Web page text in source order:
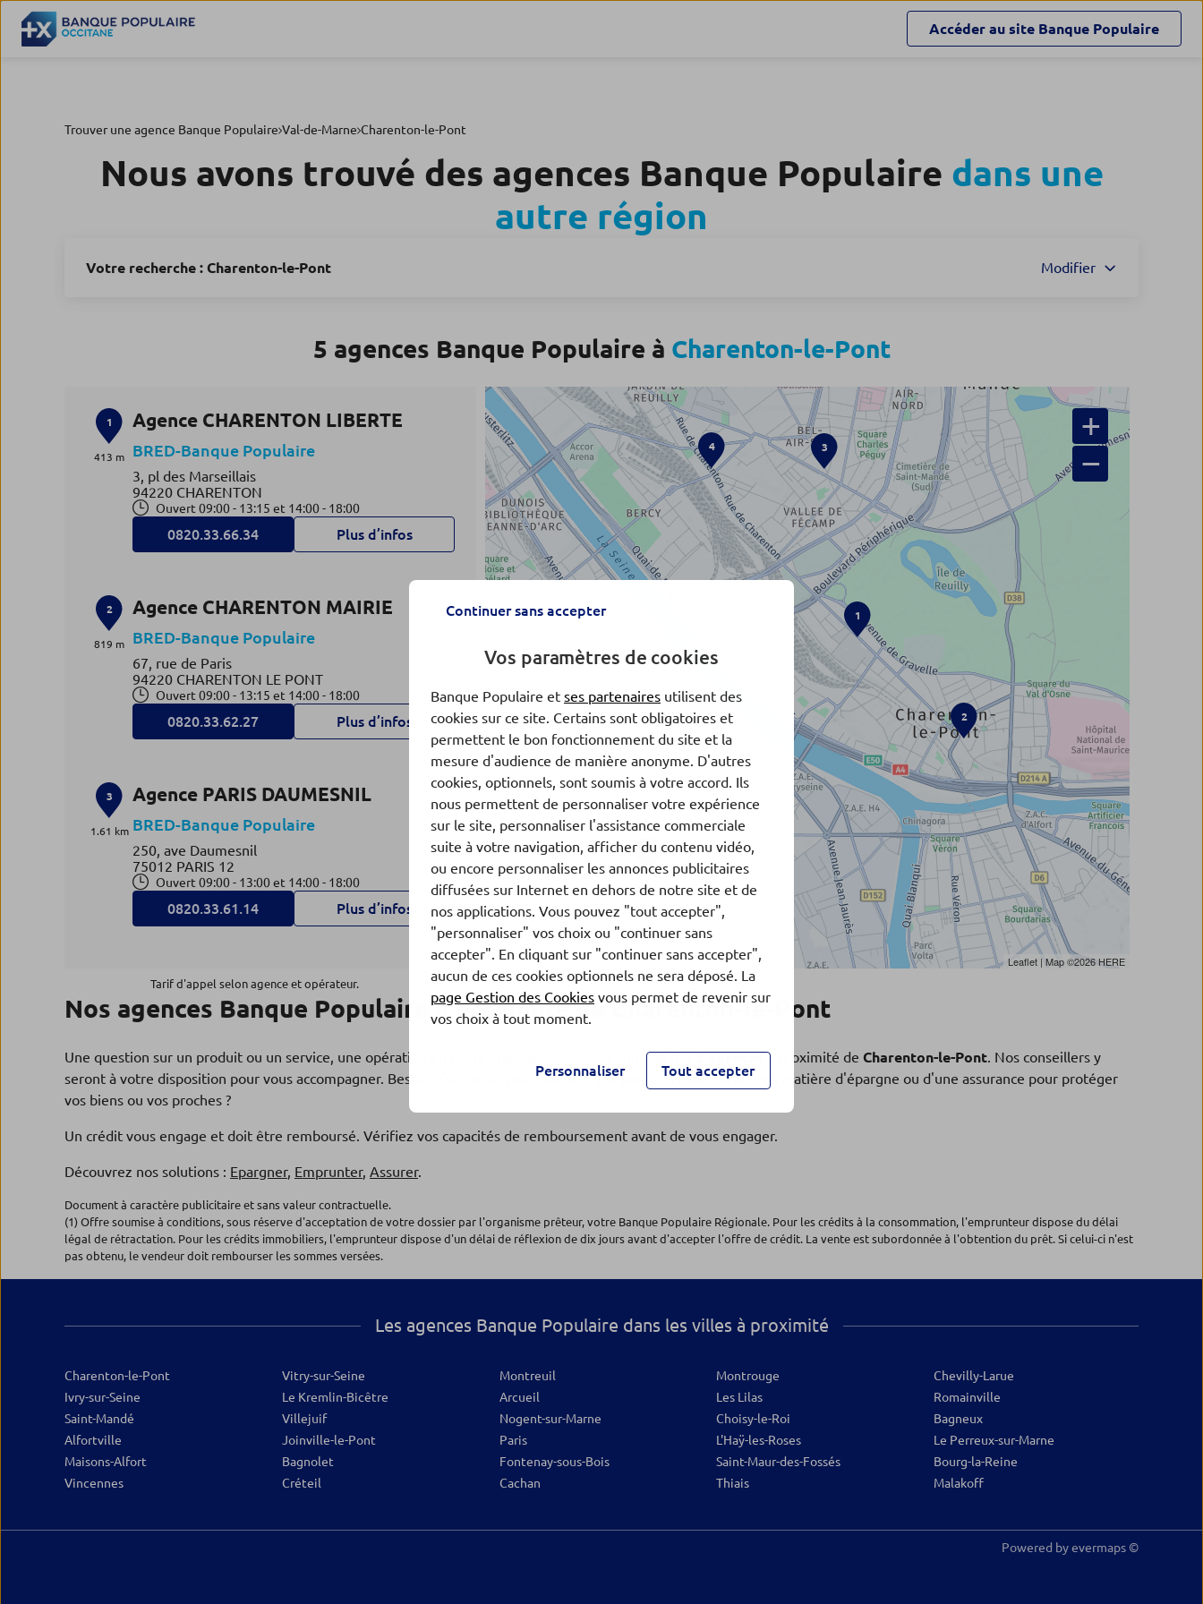
Accéder au site Banque Populaire
Trouver une agence Banque Populaire Val-de-Marne Charenton-le-Pont
Nous avons trouvé des agences Banque Populaire dans une
autre région
Votre recherche : Charenton-le-Pont Modifier
5 agences Banque Populaire à Charenton-le-Pont
1
413 m
Agence CHARENTON LIBERTE
BRED-Banque Populaire
3, pl des Marseillais
94220 CHARENTON
Ouvert 09:00 - 13:15 et 14:00 - 18:00
0820.33.66.34 Plus d’infos
2
819 m
Agence CHARENTON MAIRIE
BRED-Banque Populaire
67, rue de Paris
94220 CHARENTON LE PONT
Ouvert 09:00 - 13:15 et 14:00 - 18:00
0820.33.62.27 Plus d’infos
3
1.61 km
Agence PARIS DAUMESNIL
BRED-Banque Populaire
250, ave Daumesnil
75012 PARIS 12
Ouvert 09:00 - 13:00 et 14:00 - 18:00
0820.33.61.14 Plus d’infos
1.89 km
Agence PARIS CHARENTON
BRED-Banque Populaire
75012 PARIS 12
Ouvert 09:00 - 13:00 et 14:00 - 18:00
0820.33.61.28
5
1.92 km
Agence IVRY SUR SEINE
Banque Populaire Rives de Paris
97, ave Georges Gosnat
94200 IVRY SUR SEINE
Ouvert 09:30 - 13:00 et 14:00 - 17:30
01.71.33.87.54 Plus d’infos
5
2
1
4 3
+
−
Leaflet | Map ©2026HERE
Tarif d'appel selon agence et opérateur.
Nos agences Banque Populaire à proximité de Charenton-le-Pont
Une question sur un produit ou un service, une opération en cours ? Rendez-vous dans l'une de nos5 agencesà proximité de Charenton-le-Pont. Nos conseillers y
seront à votre disposition pour vous accompagner. Besoin d'un crédit pour financer vos projets(1), de conseils en matière d'épargne ou d'une assurance pour protéger
vos biens ou vos proches ?
Un crédit vous engage et doit être remboursé. Vérifiez vos capacités de remboursement avant de vous engager.
Découvrez nos solutions : Epargner, Emprunter, Assurer.
Document à caractère publicitaire et sans valeur contractuelle.
(1) Offre soumise à conditions, sous réserve d'acceptation de votre dossier par l'organisme prêteur, votre Banque Populaire Régionale. Pour les crédits à la consommation, l'emprunteur dispose du délai
légal de rétractation. Pour les crédits immobiliers, l'emprunteur dispose d'un délai de réflexion de dix jours avant d'accepter l'offre de crédit. La vente est subordonnée à l'obtention du prêt. Si celui-ci n'est
pas obtenu, le vendeur doit rembourser les sommes versées.
Les agences Banque Populaire dans les villes à proximité
Charenton-le-Pont
Ivry-sur-Seine
Saint-Mandé
Alfortville
Maisons-Alfort
Vincennes
Vitry-sur-Seine
Le Kremlin-Bicêtre
Villejuif
Joinville-le-Pont
Bagnolet
Créteil
Montreuil
Arcueil
Nogent-sur-Marne
Paris
Fontenay-sous-Bois
Cachan
Montrouge
Les Lilas
Choisy-le-Roi
L'Haÿ-les-Roses
Saint-Maur-des-Fossés
Thiais
Chevilly-Larue
Romainville
Bagneux
Le Perreux-sur-Marne
Bourg-la-Reine
Malakoff
Powered byevermaps ©
Continuer sans accepter
Vos paramètres de cookies
Banque Populaire et ses partenaires utilisent des
cookies sur ce site. Certains sont obligatoires et
permettent le bon fonctionnement du site et la
mesure d'audience de manière anonyme. D'autres
cookies, optionnels, sont soumis à votre accord. Ils
nous permettent de personnaliser votre expérience
sur le site, personnaliser l'assistance commerciale
suite à votre navigation, afficher du contenu vidéo,
ou encore personnaliser les annonces publicitaires
diffusées sur Internet en dehors de notre site et de
nos applications. Vous pouvez "tout accepter",
"personnaliser" vos choix ou "continuer sans
accepter". En cliquant sur "continuer sans accepter",
aucun de ces cookies optionnels ne sera déposé. La
page Gestion des Cookies vous permet de revenir sur
vos choix à tout moment.
Personnaliser Tout accepter